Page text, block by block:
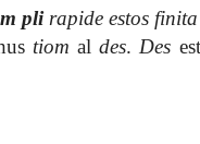
plirapide estos
tiom aldes. Des